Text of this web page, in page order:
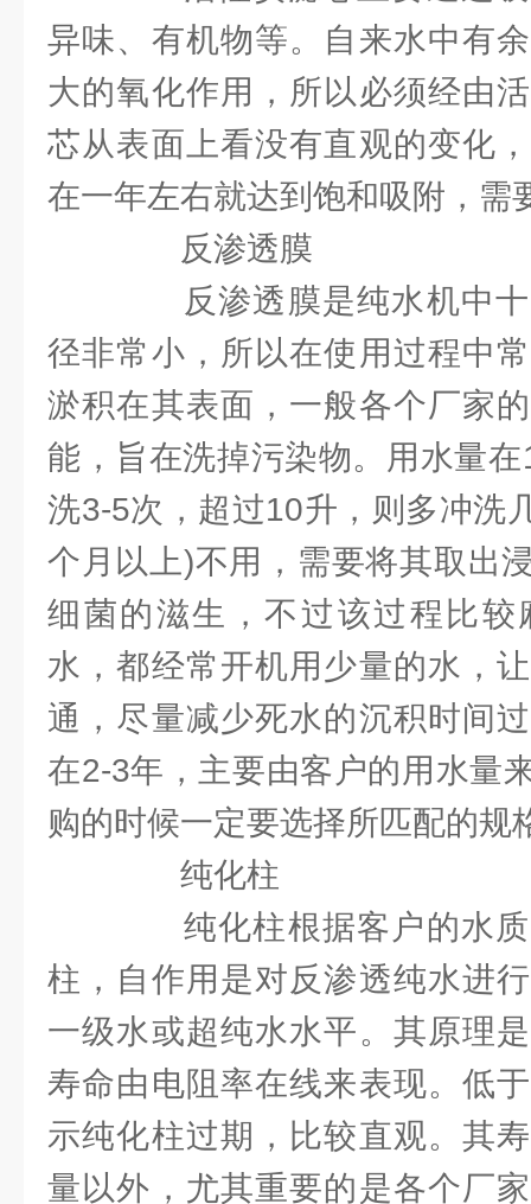
异味、有机物等。自来水中有
大的氧化作用，所以必须经由
芯从表面上看没有直观的变化
在一年左右就达到饱和吸附，需
反渗透膜
反渗透膜是纯水机中十
径非常小，所以在使用过程中
淤积在其表面，一般各个厂家
能，旨在洗掉污染物。用水量
洗3-5次，超过10升，则多冲洗
个月以上)不用，需要将其取出
细菌的滋生，不过该过程比较
水，都经常开机用少量的水，
通，尽量减少死水的沉积时间
在2-3年，主要由客户的用水量
购的时候一定要选择所匹配的规
纯化柱
纯化柱根据客户的水质
柱，自作用是对反渗透纯水进
一级水或超纯水水平。其原理
寿命由电阻率在线来表现。低
示纯化柱过期，比较直观。其
量以外，尤其重要的是各个厂